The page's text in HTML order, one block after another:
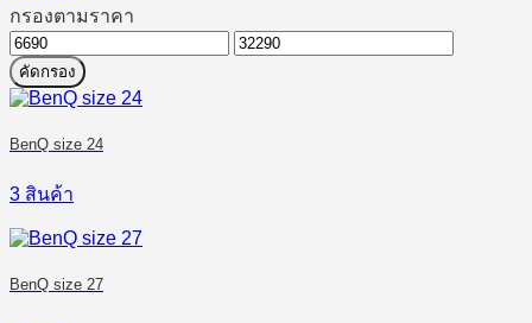
กรองตามราคา
ราคา
ต่ำ
สุด
ราคา
คัดกรอง
BenQ size 24
3 สินค้า
BenQ size 27